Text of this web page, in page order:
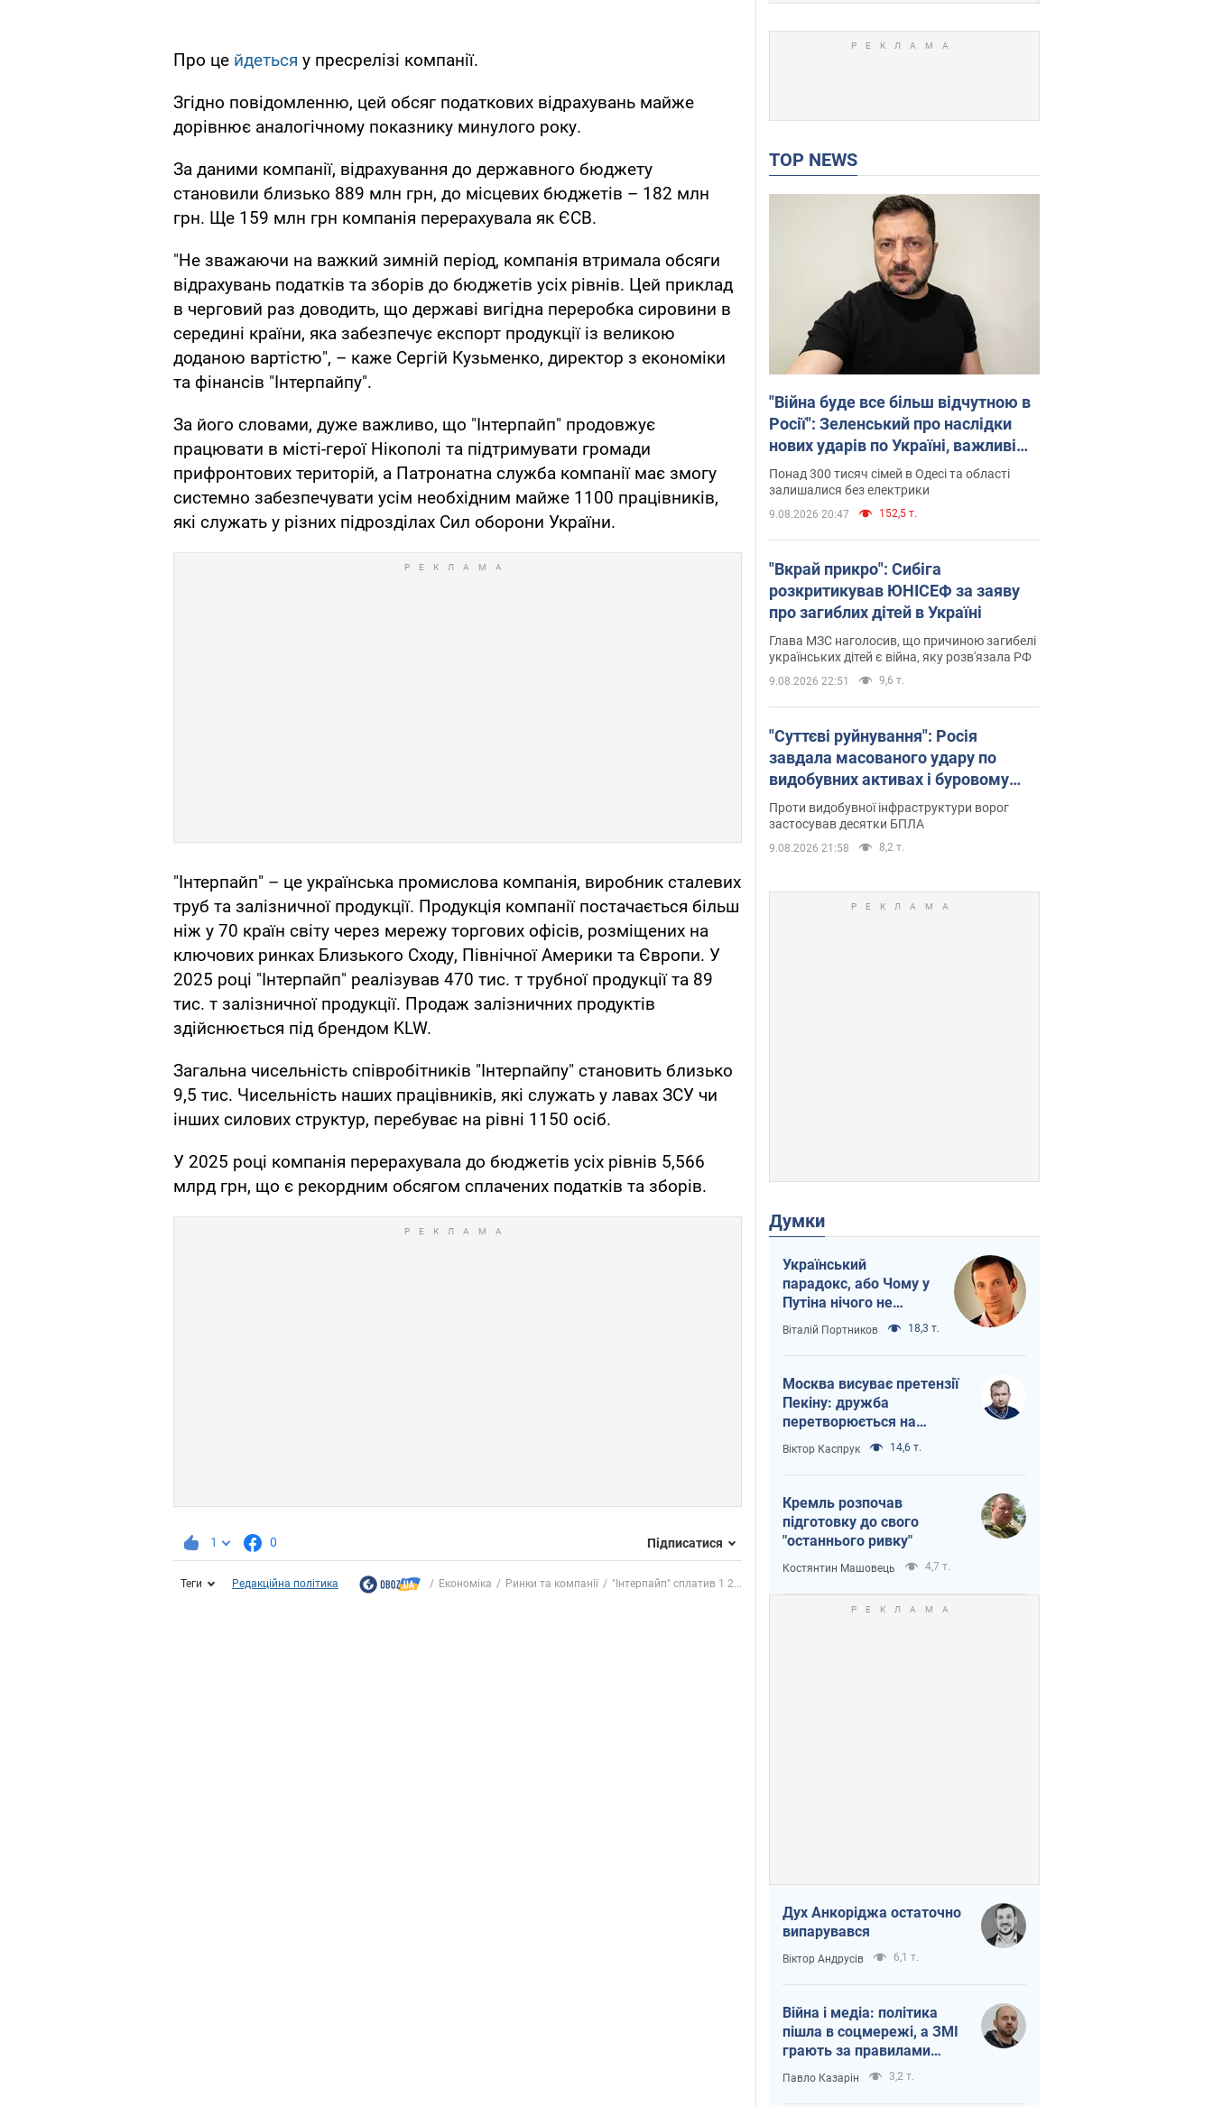
Про це йдеться у пресрелізі компанії.
Згідно повідомленню, цей обсяг податкових відрахувань майже
дорівнює аналогічному показнику минулого року.
За даними компанії, відрахування до державного бюджету
становили близько 889 млн грн, до місцевих бюджетів – 182 млн
грн. Ще 159 млн грн компанія перерахувала як ЄСВ.
"Не зважаючи на важкий зимній період, компанія втримала обсяги
відрахувань податків та зборів до бюджетів усіх рівнів. Цей приклад
в черговий раз доводить, що державі вигідна переробка сировини в
середині країни, яка забезпечує експорт продукції із великою
доданою вартістю", – каже Сергій Кузьменко, директор з економіки
та фінансів "Інтерпайпу".
За його словами, дуже важливо, що "Інтерпайп" продовжує
працювати в місті-герої Нікополі та підтримувати громади
прифронтових територій, а Патронатна служба компанії має змогу
системно забезпечувати усім необхідним майже 1100 працівників,
які служать у різних підрозділах Сил оборони України.
"Інтерпайп" – це українська промислова компанія, виробник сталевих
труб та залізничної продукції. Продукція компанії постачається більш
ніж у 70 країн світу через мережу торгових офісів, розміщених на
ключових ринках Близького Сходу, Північної Америки та Європи. У
2025 році "Інтерпайп" реалізував 470 тис. т трубної продукції та 89
тис. т залізничної продукції. Продаж залізничних продуктів
здійснюється під брендом KLW.
Загальна чисельність співробітників "Інтерпайпу" становить близько
9,5 тис. Чисельність наших працівників, які служать у лавах ЗСУ чи
інших силових структур, перебуває на рівні 1150 осіб.
У 2025 році компанія перерахувала до бюджетів усіх рівнів 5,566
млрд грн, що є рекордним обсягом сплачених податків та зборів.
1 0 Підписатися
Теги Редакційна політика Економіка Ринки та компанії "Інтерпайп" сплатив 1 2...
TOP NEWS
"Війна буде все більш відчутною в
Росії": Зеленський про наслідки
нових ударів по Україні, важливі
звіти й атаки по об'єктах ворога.
Відео
Понад 300 тисяч сімей в Одесі та області
залишалися без електрики
9.08.2026 20:47 152,5 т.
"Вкрай прикро": Сибіга
розкритикував ЮНІСЕФ за заяву
про загиблих дітей в Україні
Глава МЗС наголосив, що причиною загибелі
українських дітей є війна, яку розв'язала РФ
9.08.2026 22:51 9,6 т.
"Суттєві руйнування": Росія
завдала масованого удару по
видобувних активах і буровому
майданчику "Укрнафти"
Проти видобувної інфраструктури ворог
застосував десятки БПЛА
9.08.2026 21:58 8,2 т.
Думки
Український
парадокс, або Чому у
Путіна нічого не
вийшло з Україною
Віталій Портников 18,3 т.
Москва висуває претензії
Пекіну: дружба
перетворюється на
залежність Росії від
Китаю
Віктор Каспрук 14,6 т.
Кремль розпочав
підготовку до свого
"останнього ривку"
Костянтин Машовець 4,7 т.
Дух Анкоріджа остаточно
випарувався
Віктор Андрусів 6,1 т.
Війна і медіа: політика
пішла в соцмережі, а ЗМІ
грають за правилами
ютуб
Павло Казарін 3,2 т.